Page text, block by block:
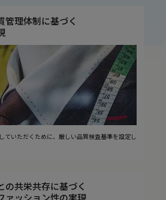
管理体制に基づく
ていただくために、厳しい品質検査基準を設定し
の共栄共存に基づく